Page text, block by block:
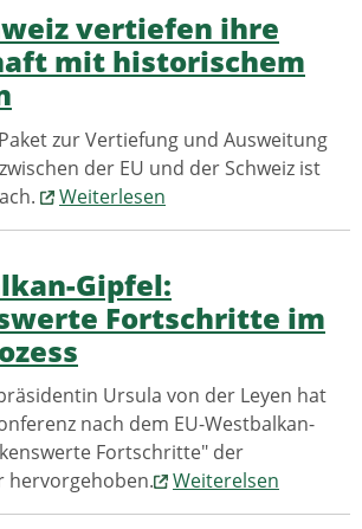
vertiefen ihre
mit historischem
zur Vertiefung und Ausweitung
der EU und der Schweiz ist
Weiterlesen
Gipfel:
Fortschritte im
Ursula von der Leyen hat
nach dem EU-Westbalkan-
Fortschritte" der
hervorgehoben.
Weiterelsen